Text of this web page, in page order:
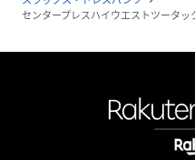
センタープレスハイウエストツータ